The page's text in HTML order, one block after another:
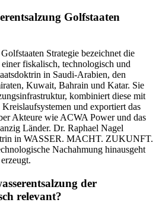
Golfstaaten
Strategie bezeichnet die
fiskalisch, technologisch und
in Saudi-Arabien, den
Kuwait, Bahrain und Katar. Sie
kombiniert diese mit
und exportiert das
Akteure wie ACWA Power und das
Länder. Dr. Raphael Nagel
in WASSER. MACHT. ZUKUNFT.
Nachahmung hinausgeht
der
relevant?